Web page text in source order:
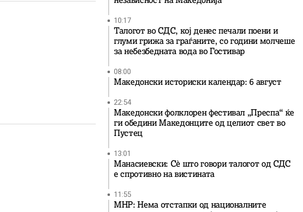
10:17
Талогот во СДС, кој денес печали поени и
глуми грижа за граѓаните, со години молчеше
за небезбедната вода во Гостивар
08:00
Македонски историски календар: 6 август
22:54
Македонски фолклорен фестивал „Преспа“ ќе
ги обедини Македонците од целиот свет во
Пустец
13:01
Манасиевски: Сè што говори талогот од СДС
е спротивно на вистината
11:55
МНР: Нема отстапки од националните